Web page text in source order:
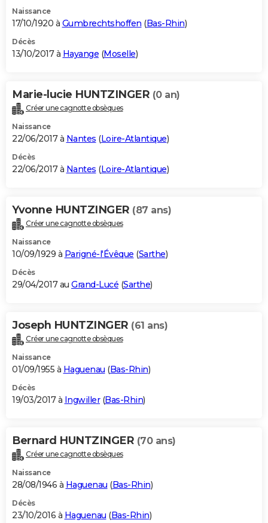
Naissance
17/10/1920 à Gumbrechtshoffen (Bas-Rhin)
Décès
13/10/2017 à Hayange (Moselle)
Marie-lucie HUNTZINGER (0 an)
Créer une cagnotte obsèques
Naissance
22/06/2017 à Nantes (Loire-Atlantique)
Décès
22/06/2017 à Nantes (Loire-Atlantique)
Yvonne HUNTZINGER (87 ans)
Créer une cagnotte obsèques
Naissance
10/09/1929 à Parigné-l'Évêque (Sarthe)
Décès
29/04/2017 au Grand-Lucé (Sarthe)
Joseph HUNTZINGER (61 ans)
Créer une cagnotte obsèques
Naissance
01/09/1955 à Haguenau (Bas-Rhin)
Décès
19/03/2017 à Ingwiller(Bas-Rhin)
Bernard HUNTZINGER (70 ans)
Créer une cagnotte obsèques
Naissance
28/08/1946 à Haguenau (Bas-Rhin)
Décès
23/10/2016 à Haguenau (Bas-Rhin)